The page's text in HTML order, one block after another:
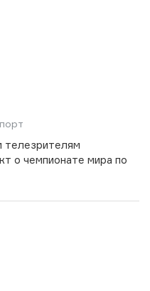
телезрителям
о чемпионате мира по